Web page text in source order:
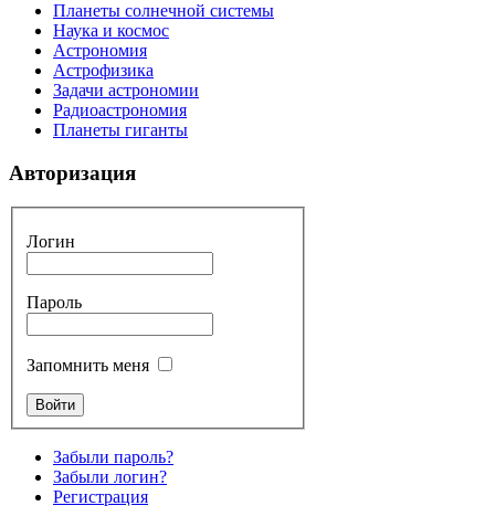
Планеты солнечной системы
Наука и космос
Астрономия
Астрофизика
Задачи астрономии
Радиоастрономия
Планеты гиганты
Авторизация
Логин
Пароль
Запомнить меня
Забыли пароль?
Забыли логин?
Регистрация